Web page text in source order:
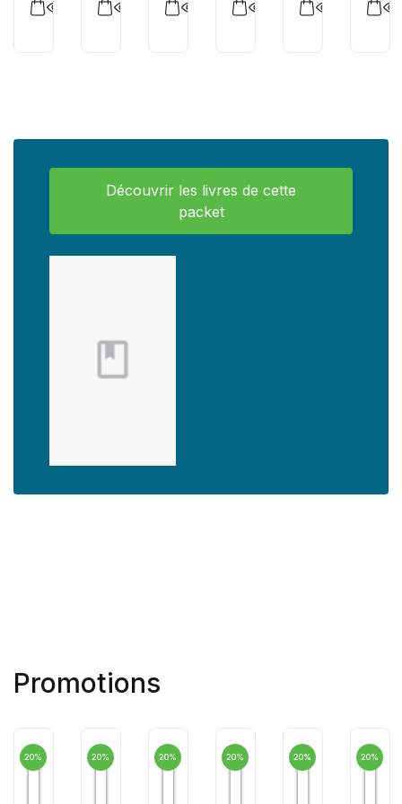
Découvrir les livres de cette
packet
Promotions
20% 20% 20% 20% 20% 20%